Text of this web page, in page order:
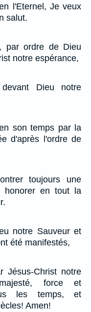
l'Eternel, Je veux
salut.
par ordre de Dieu
notre espérance,
Dieu notre
son temps par la
d'après l'ordre de
toujours une
honorer en tout la
notre Sauveur et
été manifestés,
Jésus-Christ notre
force et
les temps, et
Amen!